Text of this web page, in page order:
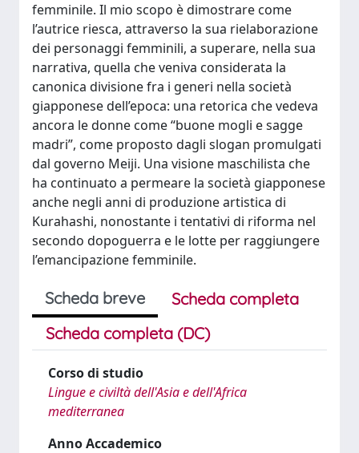
femminile. Il mio scopo è dimostrare come
l’autrice riesca, attraverso la sua rielaborazione
dei personaggi femminili, a superare, nella sua
narrativa, quella che veniva considerata la
canonica divisione fra i generi nella società
giapponese dell’epoca: una retorica che vedeva
ancora le donne come “buone mogli e sagge
madri”, come proposto dagli slogan promulgati
dal governo Meiji. Una visione maschilista che
ha continuato a permeare la società giapponese
anche negli anni di produzione artistica di
Kurahashi, nonostante i tentativi di riforma nel
secondo dopoguerra e le lotte per raggiungere
l’emancipazione femminile.
Scheda breve
Scheda completa
Scheda completa (DC)
Corso di studio
Lingue e civiltà dell'Asia e dell'Africa
mediterranea
Anno Accademico